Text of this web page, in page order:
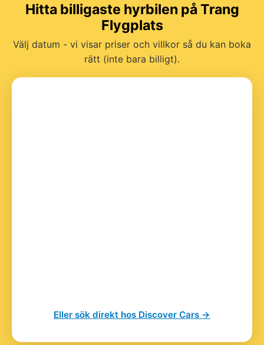
Hitta billigaste hyrbilen på Trang
Flygplats
Välj datum - vi visar priser och villkor så du kan boka
rätt (inte bara billigt).
Eller sök direkt hos Discover Cars →